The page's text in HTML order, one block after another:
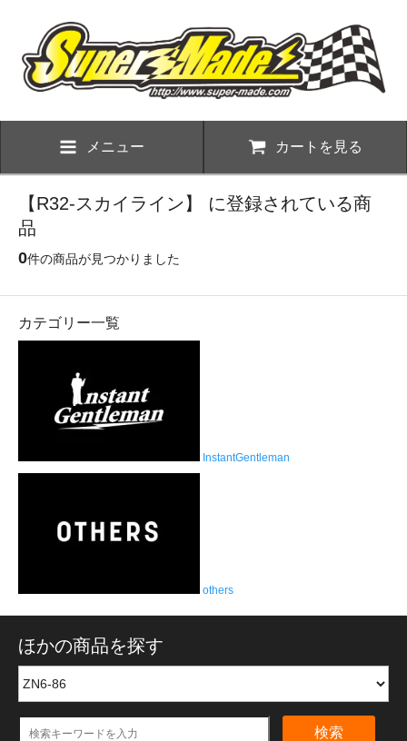
メニュー カートを見る
【R32-スカイライン】 に登録されている商
品
0件の商品が見つかりました
カテゴリー一覧
InstantGentleman
others
ほかの商品を探す
検索